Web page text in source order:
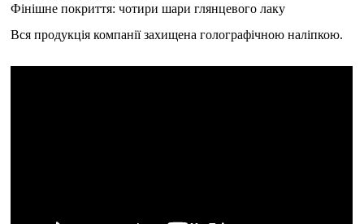
Фінішне покриття: чотири шари глянцевого лаку
Вся продукція компанії захищена голографічною наліпкою.